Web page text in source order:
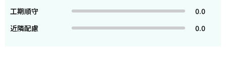
工期順守
0.0
近隣配慮
0.0